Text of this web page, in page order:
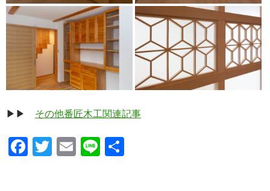
▶▶ その他番匠木工関連記事
F
T
E
Li